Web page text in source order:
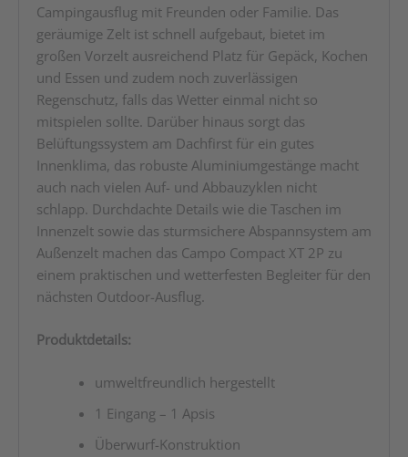
Campingausflug mit Freunden oder Familie. Das
geräumige Zelt ist schnell aufgebaut, bietet im
großen Vorzelt ausreichend Platz für Gepäck, Kochen
und Essen und zudem noch zuverlässigen
Regenschutz, falls das Wetter einmal nicht so
mitspielen sollte. Darüber hinaus sorgt das
Belüftungssystem am Dachfirst für ein gutes
Innenklima, das robuste Aluminiumgestänge macht
auch nach vielen Auf- und Abbauzyklen nicht
schlapp. Durchdachte Details wie die Taschen im
Innenzelt sowie das sturmsichere Abspannsystem am
Außenzelt machen das Campo Compact XT 2P zu
einem praktischen und wetterfesten Begleiter für den
nächsten Outdoor-Ausflug.
Produktdetails:
umweltfreundlich hergestellt
1 Eingang – 1 Apsis
Überwurf-Konstruktion